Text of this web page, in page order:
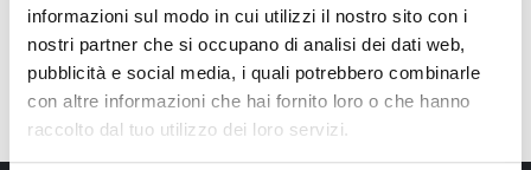
informazioni sul modo in cui utilizzi il nostro sito con i
nostri partner che si occupano di analisi dei dati web,
pubblicità e social media, i quali potrebbero combinarle
con altre informazioni che hai fornito loro o che hanno
raccolto dal tuo utilizzo dei loro servizi.